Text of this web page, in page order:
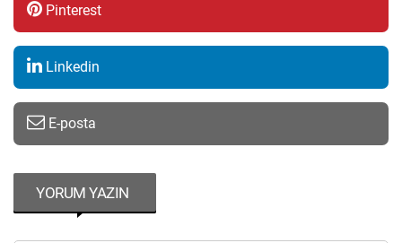
Pinterest
Linkedin
E-posta
YORUM YAZIN